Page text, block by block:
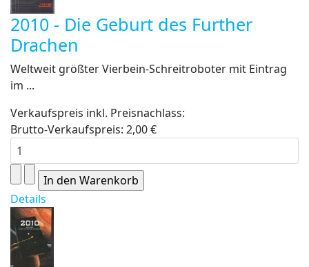
2010 - Die Geburt des Further
Drachen
Weltweit größter Vierbein-Schreitroboter mit Eintrag
im ...
Verkaufspreis inkl. Preisnachlass:
Brutto-Verkaufspreis: 2,00 €
Details